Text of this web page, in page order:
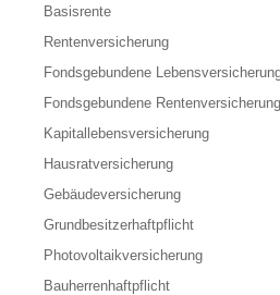
Basisrente
Rentenversicherung
Fondsgebundene
Fondsgebundene Rentenversicherung
Kapitallebensversicherung
Hausratversicherung
Gebäudeversicherung
Grundbesitzerhaftpflicht
Photovoltaikversicherung
Bauherrenhaftpflicht